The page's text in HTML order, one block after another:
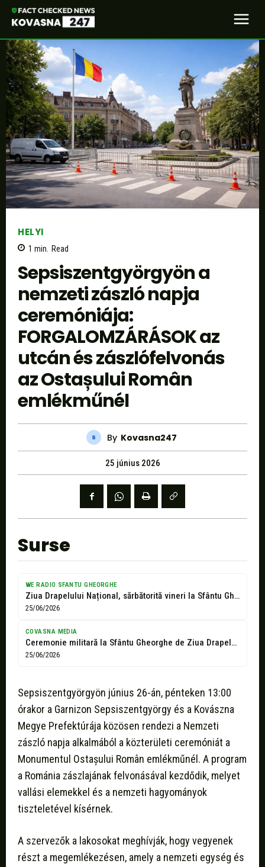
HELYI
1 min. Read
Sepsiszentgyörgyön a
nemzeti zászló napja
ceremóniája:
FORGALOMZÁRÁSOK az
utcán és zászlófelvonás
az Ostașului Român
emlékműnél
By Kovasna247
25 június 2026
Surse
WE RADIO SFANTU GHEORGHE
Ziua Drapelului Național, sărbătorită vineri la Sfântu Gheorghe cu o ceremonie militară...
25/06/2026
COVASNA MEDIA
Ceremonie militară la Sfântu Gheorghe de Ziua Drapelului Național
25/06/2026
Sepsiszentgyörgyön június 26-án, pénteken 13:00
órakor a Garnizon Sepsiszentgyörgy és a Kovászna
Megye Prefektúrája közösen rendezi a Nemzeti
zászló napja alkalmából a közterületi ceremóniát a
Monumentul Ostașului Român emlékműnél. A program
a Románia zászlajának felvonásával kezdődik, melyet
vallási elemekkel és a nemzeti hagyományok
tiszteletével kísérnek.
A szervezők a lakosokat meghívják, hogy vegyenek
részt a megemlékezésen, amely a nemzeti egység és